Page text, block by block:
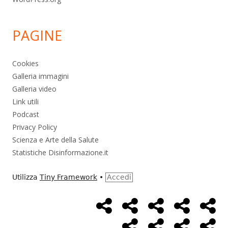
PAGINE
Cookies
Galleria immagini
Galleria video
Link utili
Podcast
Privacy Policy
Scienza e Arte della Salute
Statistiche Disinformazione.it
Utilizza Tiny Framework • Accedi
MenùHome
Page
Alimentazione
AmbienteBambini
Cancro ControlloEconomia